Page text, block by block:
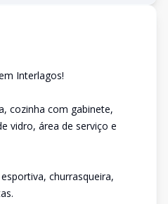
Interlagos!
cozinha com gabinete,
vidro, área de serviço e
churrasqueira,